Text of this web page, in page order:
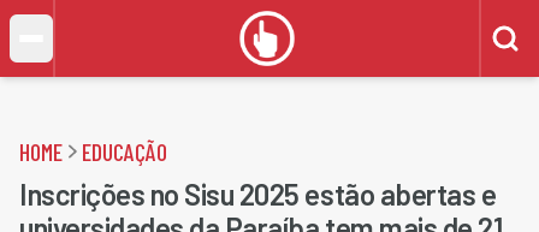
HOME EDUCAÇÃO
Inscrições no Sisu 2025 estão abertas e